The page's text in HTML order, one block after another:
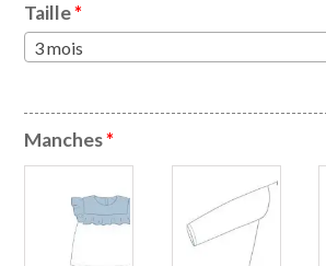
Taille*
3 mois
Manches*